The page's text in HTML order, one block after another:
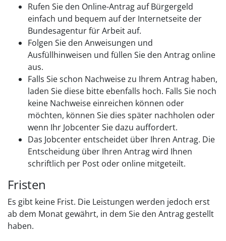
Rufen Sie den Online-Antrag auf Bürgergeld
einfach und bequem auf der Internetseite der
Bundesagentur für Arbeit auf.
Folgen Sie den Anweisungen und
Ausfüllhinweisen und füllen Sie den Antrag online
aus.
Falls Sie schon Nachweise zu Ihrem Antrag haben,
laden Sie diese bitte ebenfalls hoch. Falls Sie noch
keine Nachweise einreichen können oder
möchten, können Sie dies später nachholen oder
wenn Ihr Jobcenter Sie dazu auffordert.
Das Jobcenter entscheidet über Ihren Antrag. Die
Entscheidung über Ihren Antrag wird Ihnen
schriftlich per Post oder online mitgeteilt.
Fristen
Es gibt keine Frist. Die Leistungen werden jedoch erst
ab dem Monat gewährt, in dem Sie den Antrag gestellt
haben.